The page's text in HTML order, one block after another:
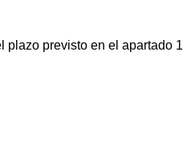
plazo previsto en el apartado 1